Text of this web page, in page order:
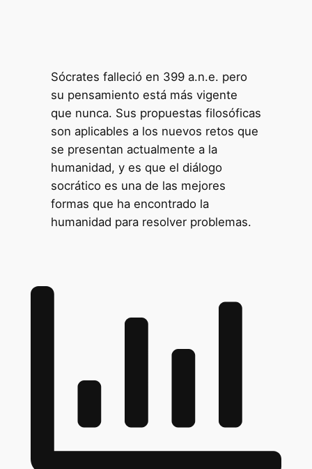
Sócrates falleció en 399 a.n.e. pero
su pensamiento está más vigente
que nunca. Sus propuestas filosóficas
son aplicables a los nuevos retos que
se presentan actualmente a la
humanidad, y es que el diálogo
socrático es una de las mejores
formas que ha encontrado la
humanidad para resolver problemas.